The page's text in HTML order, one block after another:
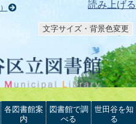
読み上げる
文字サイズ・背景色変更
各図書館案
内
図書館で調
べる
世田谷を知
る